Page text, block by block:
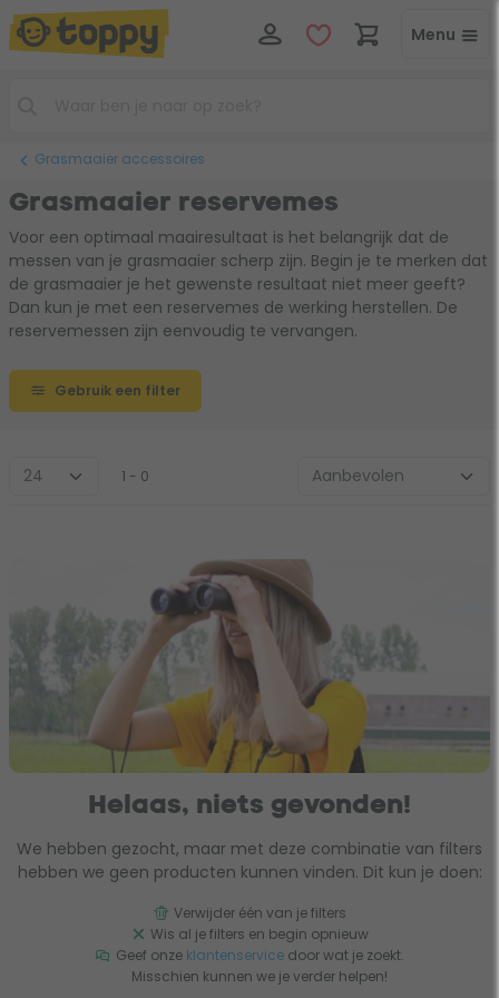
Menu
Grasmaaier accessoires
Grasmaaier reservemes
Voor een optimaal maairesultaat is het belangrijk dat de
messen van je grasmaaier scherp zijn. Begin je te merken dat
de grasmaaier je het gewenste resultaat niet meer geeft?
Dan kun je met een reservemes de werking herstellen. De
reservemessen zijn eenvoudig te vervangen.
Gebruik een filter
1 - 0
Helaas, niets gevonden!
We hebben gezocht, maar met deze combinatie van filters
hebben we geen producten kunnen vinden. Dit kun je doen:
Verwijder één van je filters
Wis al je filters en begin opnieuw
Geef onze klantenservicedoor wat je zoekt.
Misschien kunnen we je verder helpen!